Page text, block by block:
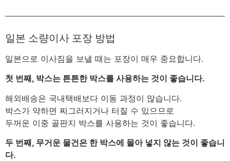
일본 소량이사 포장 방법
일본으로 이사짐을 보낼 때는 포장이 매우 중요합니다.
첫 번째, 박스는 튼튼한 박스를 사용하는 것이 좋습니다.
해외배송은 국내택배보다 이동 과정이 많습니다.
박스가 약하면 찌그러지거나 터질 수 있으므로
두꺼운 이중 골판지 박스를 사용하는 것이 좋습니다.
두 번째, 무거운 물건은 한 박스에 몰아 넣지 않는 것이 좋습니
다.